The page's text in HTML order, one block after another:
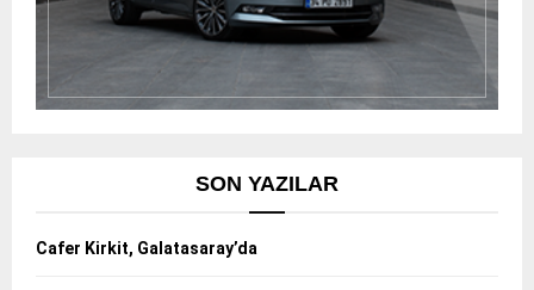
SON YAZILAR
Cafer Kirkit, Galatasaray’da